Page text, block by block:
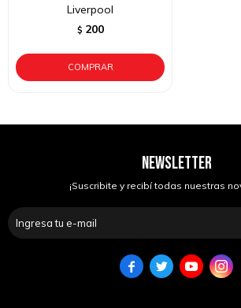
Liverpool
$ 200
NEWSLETTER
¡Suscribite y recibí todas nuestras
   